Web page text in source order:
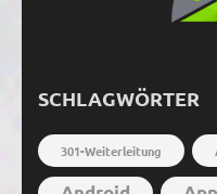
SCHLAGWÖRTER
301-Weiterleitung